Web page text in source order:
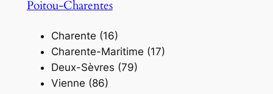
Poitou-Charentes
Charente (16)
Charente-Maritime (17)
Deux-Sèvres (79)
Vienne (86)